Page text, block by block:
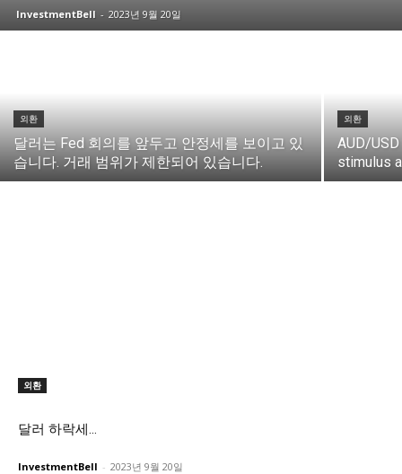
InvestmentBell - 2023년 9월 20일
외환
달러는 Fed 회의를 앞두고 안정세를 보이고 있
습니다. 거래 범위가 제한되어 있습니다.
외환
AUD/
stimulus
외환
달러 하락세…
InvestmentBell - 2023년 9월 20일